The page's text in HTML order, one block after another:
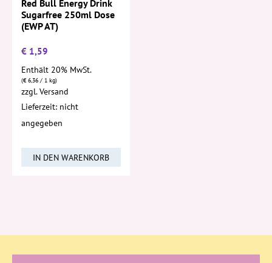
Red Bull Energy Drink
Sugarfree 250ml Dose
(EWP AT)
€ 1,59
Enthält 20% MwSt.
(€6,36 / 1 kg)
zzgl.Versand
Lieferzeit: nicht
angegeben
IN DEN WARENKORB